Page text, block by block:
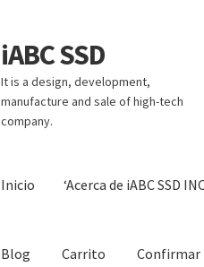
Ir
a
la
Ir
al
contenido
iABC SSD
It is a design, development,
manufacture and sale of high-tech
company.
Inicio ‘Acerca de iABC SSD
Blog Carrito Confirmar